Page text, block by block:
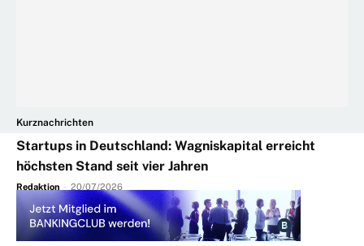
Kurznachrichten
Startups in Deutschland: Wagniskapital erreicht
höchsten Stand seit vier Jahren
Redaktion - 20/07/2026